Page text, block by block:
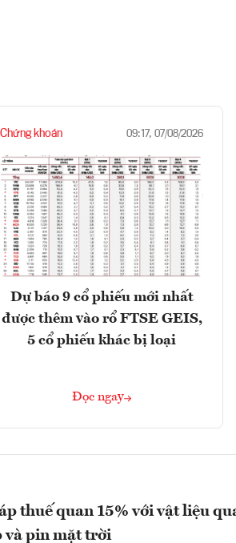
Chứng khoán 09:17, 07/08/2026
Dự báo 9 cổ phiếu mới nhất
được thêm vào rổ FTSE GEIS,
5 cổ phiếu khác bị loại
Đọc ngay
thuế quan 15% với vật liệu
và pin mặt trời